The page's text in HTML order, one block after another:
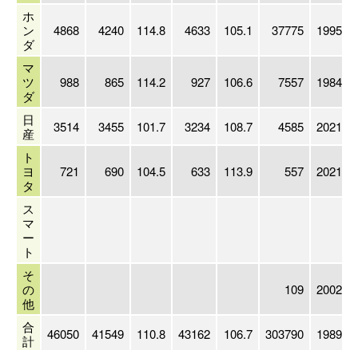
ホ
ン
ダ
4868 4240 114.8 4633 105.1 37775 1995/03
マ
ツ
ダ
988 865 114.2 927 106.6 7557 1984/03
日
産
3514 3455 101.7 3234 108.7 4585
2021/03
ト
ヨ
タ
721 690 104.5 633 113.9 557 2021/03
ス
マ
ー
ト
そ
の
他
109 2002/07
合
計
46050 41549 110.8 43162 106.7 303790 1989/03